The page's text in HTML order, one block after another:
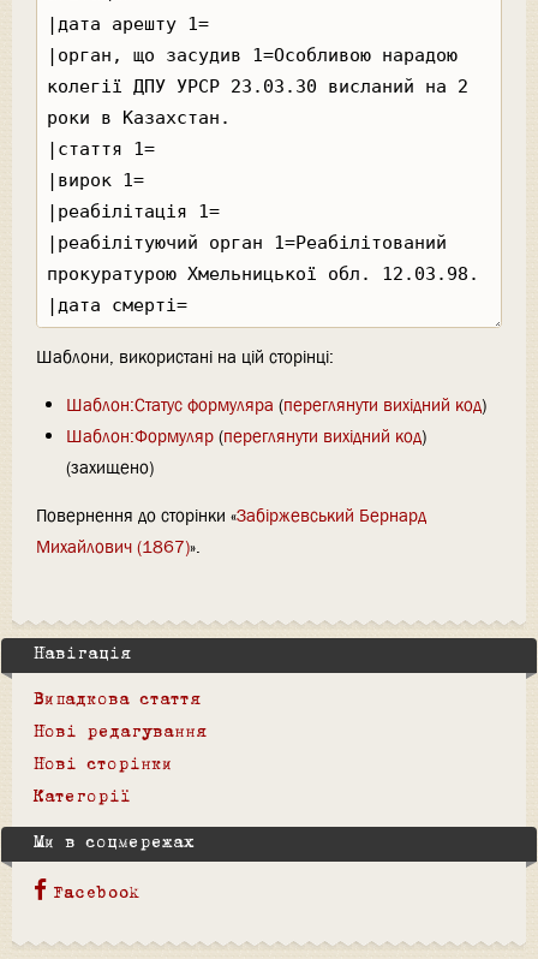
Шаблони, використані на цій сторінці:
Шаблон:Статус формуляра (переглянути вихідний код)
Шаблон:Формуляр(переглянути вихідний код)
(захищено)
Повернення до сторінки «Забіржевський Бернард
Михайлович (1867)».
Навігація
Випадкова стаття
Нові редагування
Нові сторінки
Категорії
Ми в соцмережах
Facebook